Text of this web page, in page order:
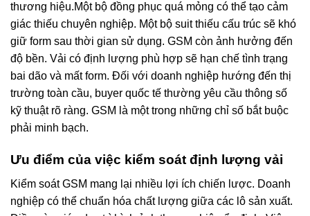
thương hiệu.Một bộ đồng phục quá mỏng có thể tạo cảm
giác thiếu chuyên nghiệp. Một bộ suit thiếu cấu trúc sẽ khó
giữ form sau thời gian sử dụng. GSM còn ảnh hưởng đến
độ bền. Vải có định lượng phù hợp sẽ hạn chế tình trạng
bai dão và mất form. Đối với doanh nghiệp hướng đến thị
trường toàn cầu, buyer quốc tế thường yêu cầu thông số
kỹ thuật rõ ràng. GSM là một trong những chỉ số bắt buộc
phải minh bạch.
Ưu điểm của việc kiểm soát định lượng vải
Kiểm soát GSM mang lại nhiều lợi ích chiến lược. Doanh
nghiệp có thể chuẩn hóa chất lượng giữa các lô sản xuất.